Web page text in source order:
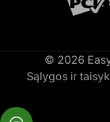
© 2026
Sąlygos ir